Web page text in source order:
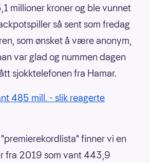
millioner kroner og ble vunnet
så sent som fredag
som ønsket å være anonym,
var glad og nummen dagen
sjokktelefonen fra Hamar.
485 mill. - slik reagerte
finner vi en
fra 2019 som vant 443,9